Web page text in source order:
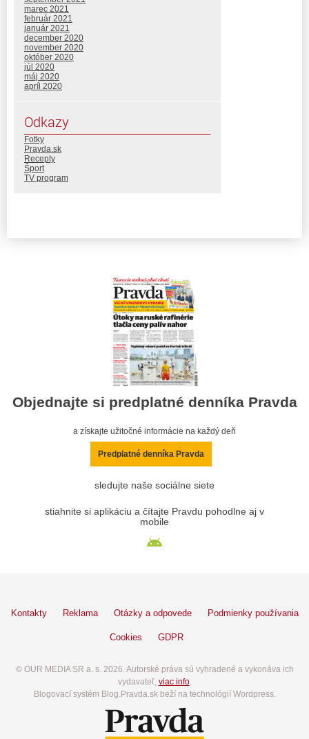
marec 2021
február 2021
január 2021
december 2020
november 2020
október 2020
júl 2020
máj 2020
apríl 2020
Odkazy
Fotky
Pravda.sk
Recepty
Šport
TV program
Objednajte si predplatné denníka Pravda
a získajte užitočné informácie na každý deň
Predplatné denníka Pravda
sledujte naše sociálne siete
stiahnite si aplikáciu a čítajte Pravdu pohodlne aj v
mobile
Kontakty Reklama Otázky a odpovede Podmienky používania
Cookies GDPR
© OUR MEDIA SR a. s. 2026. Autorské práva sú vyhradené a vykonáva ich
vydavateľ, viac info.
Blogovací systém Blog.Pravda.sk beží na technológií Wordpress.